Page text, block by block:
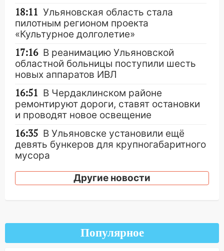
18:11 Ульяновская область стала
пилотным регионом проекта
«Культурное долголетие»
17:16 В реанимацию Ульяновской
областной больницы поступили шесть
новых аппаратов ИВЛ
16:51 В Чердаклинском районе
ремонтируют дороги, ставят остановки
и проводят новое освещение
16:35 В Ульяновске установили ещё
девять бункеров для крупногабаритного
мусора
16:26 В Ульяновске бесплатно покажут
матч «Волги» под открытым небом
цифровой ПЦР
15:47 Ульяновцы могут вернуть деньги
Другие новости
Популярное